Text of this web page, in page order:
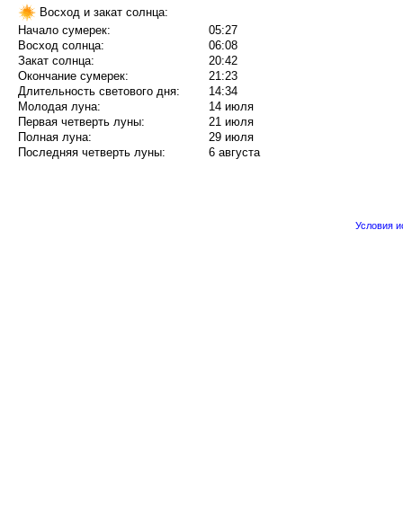
Восход и закат солнца:
Начало сумерек:
05:27
Восход солнца:
06:08
Закат солнца:
20:42
Окончание сумерек:
21:23
Длительность светового дня:
14:34
Молодая луна:
14 июля
Первая четверть луны:
21 июля
Полная луна:
29 июля
Последняя четверть луны:
6 августа
Условия